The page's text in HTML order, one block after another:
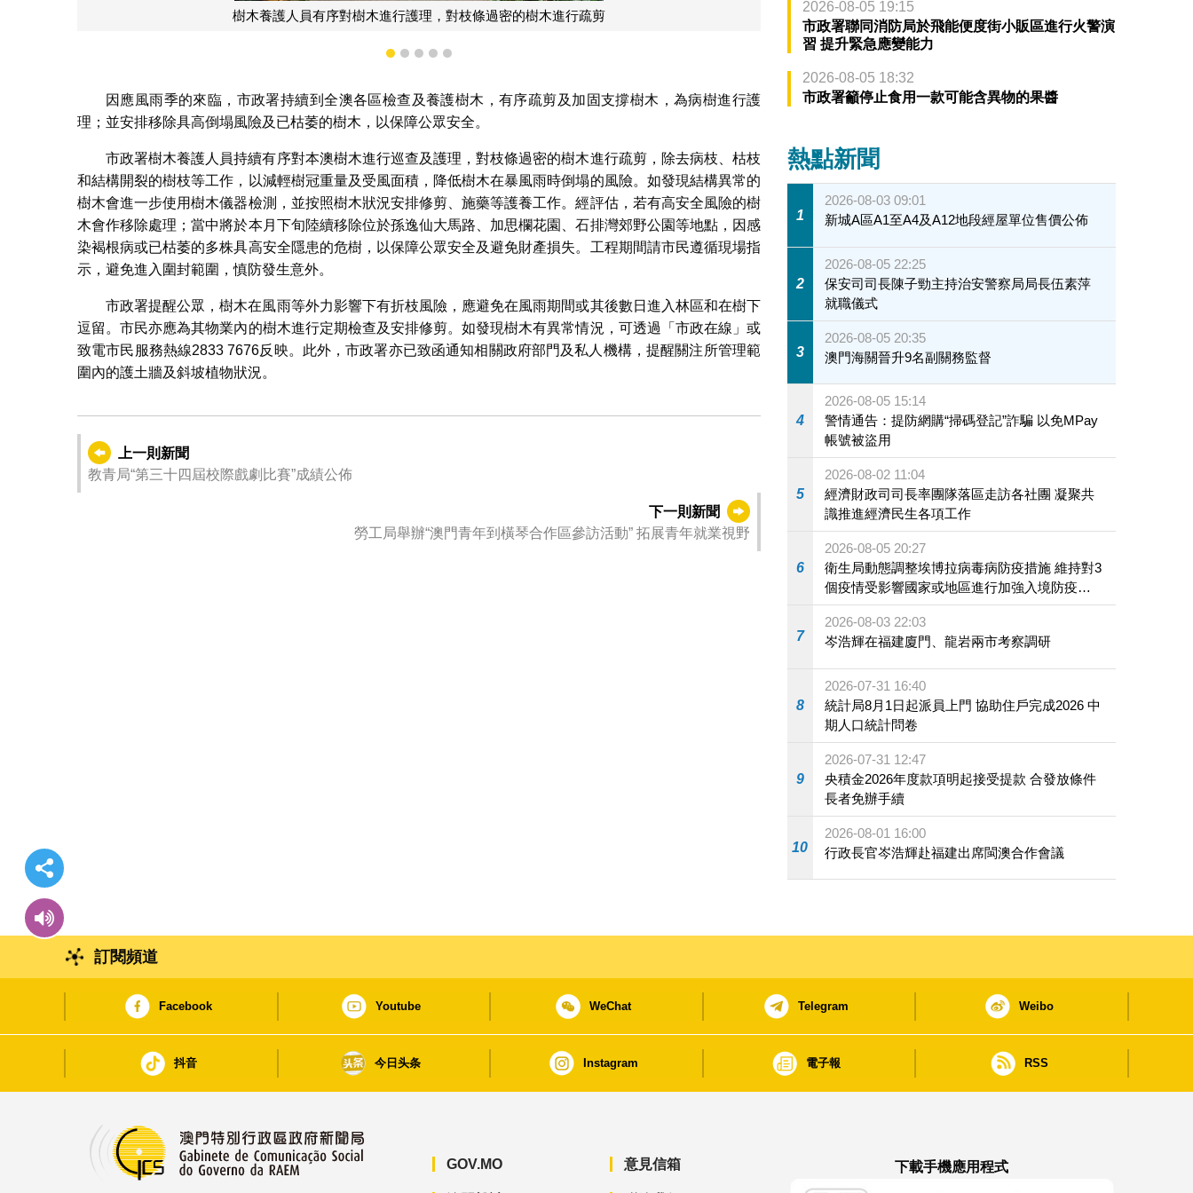
樹木養護人員有序對樹木進行護理，對枝條過密的樹木進行疏剪
1 2 3 4 5
因應風雨季的來臨，市政署持續到全澳各區檢查及養護樹木，有序疏剪及加固支撐樹木，為病樹進行護
理；並安排移除具高倒塌風險及已枯萎的樹木，以保障公眾安全。
市政署樹木養護人員持續有序對本澳樹木進行巡查及護理，對枝條過密的樹木進行疏剪，除去病枝、枯枝
和結構開裂的樹枝等工作，以減輕樹冠重量及受風面積，降低樹木在暴風雨時倒塌的風險。如發現結構異常的
樹木會進一步使用樹木儀器檢測，並按照樹木狀況安排修剪、施藥等護養工作。經評估，若有高安全風險的樹
木會作移除處理；當中將於本月下旬陸續移除位於孫逸仙大馬路、加思欄花園、石排灣郊野公園等地點，因感
染褐根病或已枯萎的多株具高安全隱患的危樹，以保障公眾安全及避免財產損失。工程期間請市民遵循現場指
示，避免進入圍封範圍，慎防發生意外。
市政署提醒公眾，樹木在風雨等外力影響下有折枝風險，應避免在風雨期間或其後數日進入林區和在樹下
逗留。市民亦應為其物業內的樹木進行定期檢查及安排修剪。如發現樹木有異常情況，可透過「市政在線」或
致電市民服務熱線2833 7676反映。此外，市政署亦已致函通知相關政府部門及私人機構，提醒關注所管理範
圍內的護土牆及斜坡植物狀況。
上一則新聞
教青局“第三十四屆校際戲劇比賽”成績公佈
下一則新聞
勞工局舉辦“澳門青年到橫琴合作區參訪活動” 拓展青年就業視野
2026-08-05 19:15
市政署聯同消防局於飛能便度街小販區進行火警演
習 提升緊急應變能力
2026-08-05 18:32
市政署籲停止食用一款可能含異物的果醬
熱點新聞
1
2026-08-03 09:01
新城A區A1至A4及A12地段經屋單位售價公佈
2
2026-08-05 22:25
保安司司長陳子勁主持治安警察局局長伍素萍
就職儀式
3
2026-08-05 20:35
澳門海關晉升9名副關務監督
4
2026-08-05 15:14
警情通告：提防網購“掃碼登記”詐騙 以免MPay
帳號被盜用
5
2026-08-02 11:04
經濟財政司司長率團隊落區走訪各社團 凝聚共
識推進經濟民生各項工作
6
2026-08-05 20:27
衛生局動態調整埃博拉病毒病防疫措施 維持對3
個疫情受影響國家或地區進行加強入境防疫措
施
7
2026-08-03 22:03
岑浩輝在福建廈門、龍岩兩市考察調研
8
2026-07-31 16:40
統計局8月1日起派員上門 協助住戶完成2026 中
期人口統計問卷
9
2026-07-31 12:47
央積金2026年度款項明起接受提款 合發放條件
長者免辦手續
10
2026-08-01 16:00
行政長官岑浩輝赴福建出席閩澳合作會議
訂閱頻道
Facebook Youtube WeChat Telegram Weibo
抖音 今日头条 Instagram 電子報 RSS
GOV.MO 意見信箱
下載手機應用程式